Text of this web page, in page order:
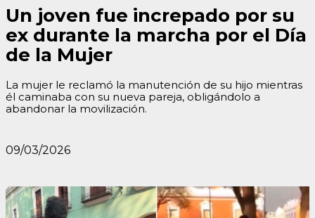
Un joven fue increpado por su
ex durante la marcha por el Día
de la Mujer
La mujer le reclamó la manutención de su hijo mientras
él caminaba con su nueva pareja, obligándolo a
abandonar la movilización.
09/03/2026